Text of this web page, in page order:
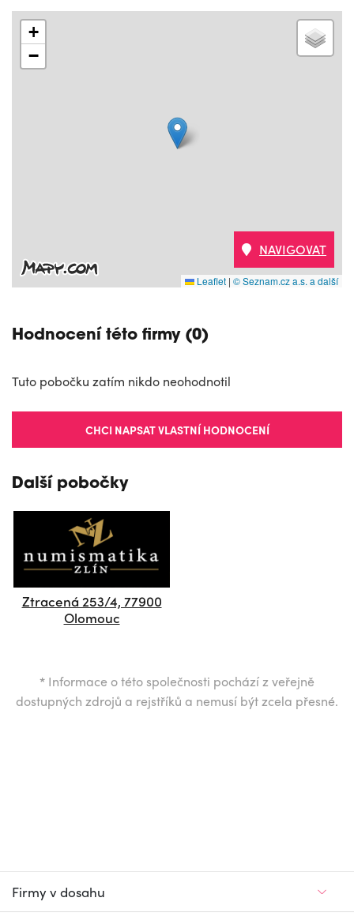
+
−
Leaflet | © Seznam.cz a.s. a další
NAVIGOVAT
Hodnocení této firmy (0)
Tuto pobočku zatím nikdo neohodnotil
CHCI NAPSAT VLASTNÍ HODNOCENÍ
Další pobočky
Ztracená 253/4, 77900
Olomouc
* Informace o této společnosti pochází z veřejně
dostupných zdrojů a rejstříků a nemusí být zcela přesné.
Firmy v dosahu